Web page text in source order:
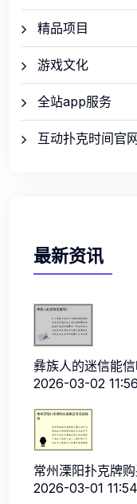
精品项目
游戏文化
全站app服务
互动扑克时间官
最新资讯
彝族人的迷信能信
2026-03-02
常州溧阳扑克牌
2026-03-01